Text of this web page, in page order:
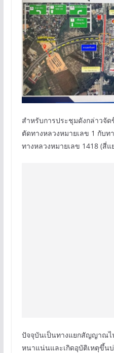
สำหรับการประชุมดังกล่าวจั
ตัดทางหลวงหมายเลข 1 กับท
ทางหลวงหมายเลข 1418 (สี่
ปัจจุบันเป็นทางแยกสัญญาณไ
หนาแน่นและเกิดอุบัติเหตุขึ้นบ่